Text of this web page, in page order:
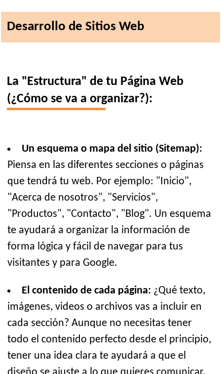
Desarrollo de Sitios Web
La "Estructura" de tu Página Web
(¿Cómo se va a organizar?):
Un esquema o mapa del sitio (Sitemap):
Piensa en las diferentes secciones o páginas
que tendrá tu web. Por ejemplo: "Inicio",
"Acerca de nosotros", "Servicios",
"Productos", "Contacto", "Blog". Un esquema
te ayudará a organizar la información de
forma lógica y fácil de navegar para tus
visitantes y para Google.
El contenido de cada página: ¿Qué texto,
imágenes, videos o archivos vas a incluir en
cada sección? Aunque no necesitas tener
todo el contenido perfecto desde el principio,
tener una idea clara te ayudará a que el